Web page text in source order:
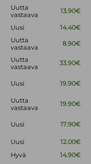
Uutta
vastaava
13.90€
Uusi 14.40€
Uutta
vastaava
8.90€
Uutta
vastaava
33.90€
Uusi 19.90€
Uutta
vastaava
19.90€
Uusi 17.90€
Uusi
12.00€
Hyvä
14.90€